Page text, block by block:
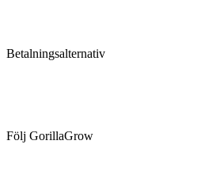
Betalningsalternativ
Följ GorillaGrow